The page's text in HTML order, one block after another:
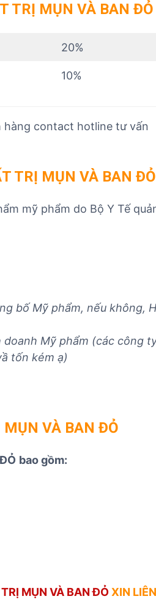
TRỊ MỤN VÀ BAN ĐỎ
20%
10%
hàng contact hotline tư vấn
TRỊ MỤN VÀ BAN ĐỎ
mỹ phẩm do Bộ Y Tế
bố Mỹ phẩm, nếu không,
Mỹ phẩm (các công
tốn kém ạ)
VÀ BAN ĐỎ
bao gồm:
MỤN VÀ BAN ĐỎXIN